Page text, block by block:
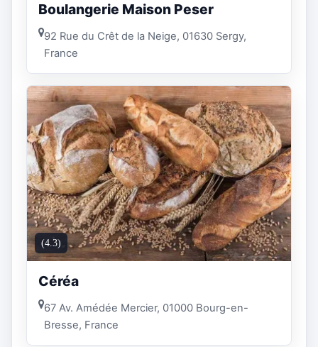
Boulangerie Maison Peser
92 Rue du Crêt de la Neige, 01630 Sergy,
France
(4.3)
Céréa
67 Av. Amédée Mercier, 01000 Bourg-en-
Bresse, France